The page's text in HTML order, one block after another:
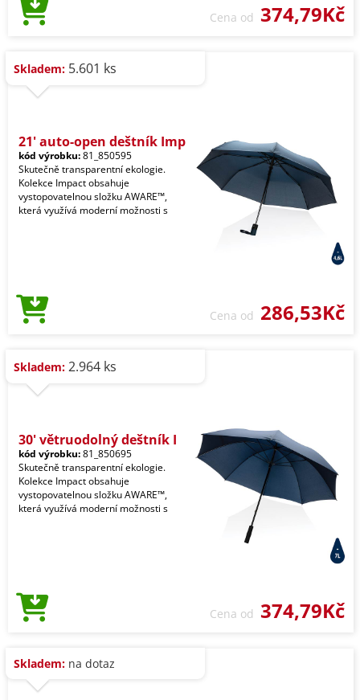
Cena od 374,79Kč
Skladem: 5.601 ks
21' auto-open deštník Imp
kód výrobku:81_850595
Skutečně transparentní ekologie.
Kolekce Impact obsahuje
vystopovatelnou složku AWARE™,
která využívá moderní možnosti s
Cena od 286,53Kč
Skladem: 2.964 ks
30' větruodolný deštník I
kód výrobku:81_850695
Skutečně transparentní ekologie.
Kolekce Impact obsahuje
vystopovatelnou složku AWARE™,
která využívá moderní možnosti s
Cena od 374,79Kč
Skladem: na dotaz